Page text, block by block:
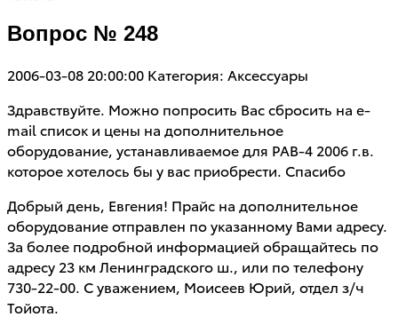
Вопрос № 248
2006-03-08 20:00:00 Категория: Аксессуары
Здравствуйте. Можно попросить Вас сбросить на e-
mail список и цены на дополнительное
оборудование, устанавливаемое для РАВ-4 2006 г.в.
которое хотелось бы у вас приобрести. Спасибо
Добрый день, Евгения! Прайс на дополнительное
оборудование отправлен по указанному Вами адресу.
За более подробной информацией обращайтесь по
адресу 23 км Ленинградского ш., или по телефону
730-22-00. С уважением, Моисеев Юрий, отдел з/ч
Тойота.